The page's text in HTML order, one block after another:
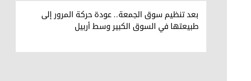
بعد تنظيم سوق الجمعة.. عودة حركة المرور إلى
طبيعتها في السوق الكبير وسط أربيل